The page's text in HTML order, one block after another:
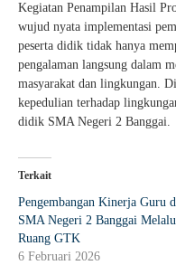
Kegiatan Penampilan Hasil
wujud nyata implementasi
peserta didik tidak hanya
pengalaman langsung dalam
masyarakat dan lingkungan.
kepedulian terhadap
didik SMA Negeri 2 Banggai.
Terkait
Pengembangan Kinerja Guru
SMA Negeri 2 Banggai
Ruang GTK
6 Februari 2026